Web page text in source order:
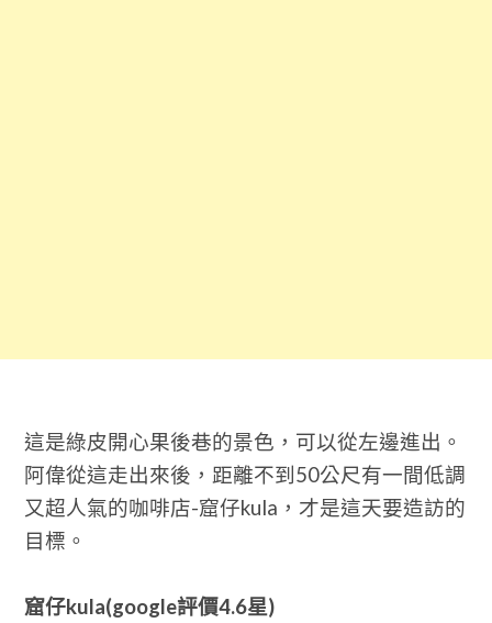
這是綠皮開心果後巷的景色，可以從左邊進出。
阿偉從這走出來後，距離不到50公尺有一間低調
又超人氣的咖啡店-窟仔kula，才是這天要造訪的
目標。
窟仔kula(google評價4.6星)